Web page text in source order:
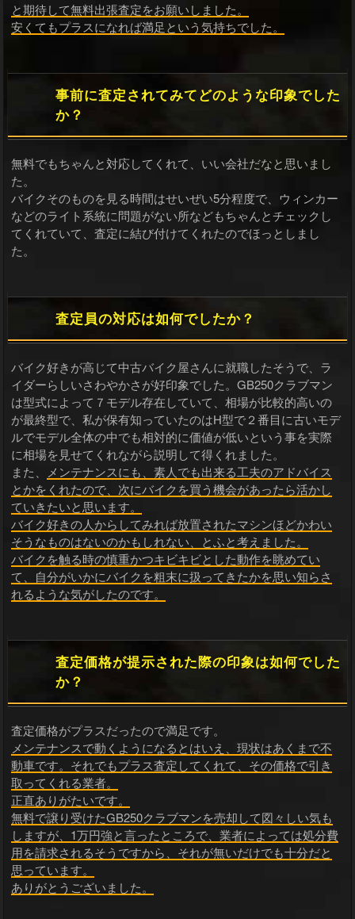
と期待して無料出張査定をお願いしました。
安くてもプラスになれば満足という気持ちでした。
事前に査定されてみてどのような印象でした
か？
無料でもちゃんと対応してくれて、いい会社だなと思いまし
た。
バイクそのものを見る時間はせいぜい5分程度で、ウィンカー
などのライト系統に問題がない所などもちゃんとチェックし
てくれていて、査定に結び付けてくれたのでほっとしまし
た。
査定員の対応は如何でしたか？
バイク好きが高じて中古バイク屋さんに就職したそうで、ラ
イダーらしいさわやかさが好印象でした。GB250クラブマン
は型式によって７モデル存在していて、相場が比較的高いの
が最終型で、私が保有知っていたのはH型で２番目に古いモデ
ルでモデル全体の中でも相対的に価値が低いという事を実際
に相場を見せてくれながら説明して得くれました。
また、
メンテナンスにも、素人でも出来る工夫のアドバイス
とかをくれたので、次にバイクを買う機会があったら活かし
ていきたいと思います。
バイク好きの人からしてみれば放置されたマシンほどかわい
そうなものはないのかもしれない、とふと考えました。
バイクを触る時の慎重かつキビキビとした動作を眺めてい
て、自分がいかにバイクを粗末に扱ってきたかを思い知らさ
れるような気がしたのです。
査定価格が提示された際の印象は如何でした
か？
査定価格がプラスだったので満足です。
メンテナンスで動くようになるとはいえ、現状はあくまで不
動車です。それでもプラス査定してくれて、その価格で引き
取ってくれる業者。
正直ありがたいです。
無料で譲り受けたGB250クラブマンを売却して図々しい気も
しますが、1万円強と言ったところで、業者によっては処分費
用を請求されるそうですから、それが無いだけでも十分だと
思っています。
ありがとうございました。